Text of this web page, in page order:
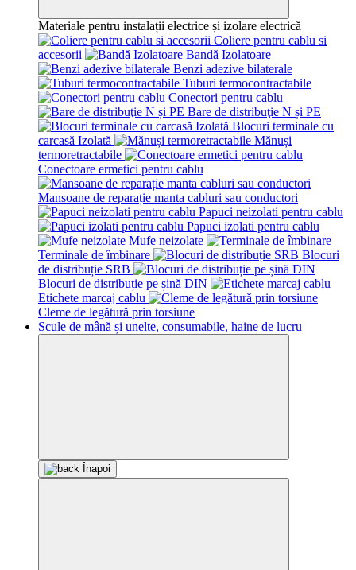
Materiale pentru instalații electrice și izolare electrică
Coliere pentru cablu si
accesorii
Bandă Izolatoare
Benzi adezive bilaterale
Tuburi termocontractabile
Conectori pentru cablu
Bare de distribuţie N și PE
Blocuri terminale cu
carcasă Izolată
Mănuși
termoretractabile
Conectoare ermetici pentru cablu
Mansoane de reparație manta cabluri sau conductori
Papuci neizolati pentru cablu
Papuci izolati pentru cablu
Mufe neizolate
Terminale de îmbinare
Blocuri
de distribuție SRB
Blocuri de distribuție pe șină DIN
Etichetе marcaj cablu
Cleme de legătură prin torsiune
Scule de mână și unelte, consumabile, haine de lucru
Înapoi